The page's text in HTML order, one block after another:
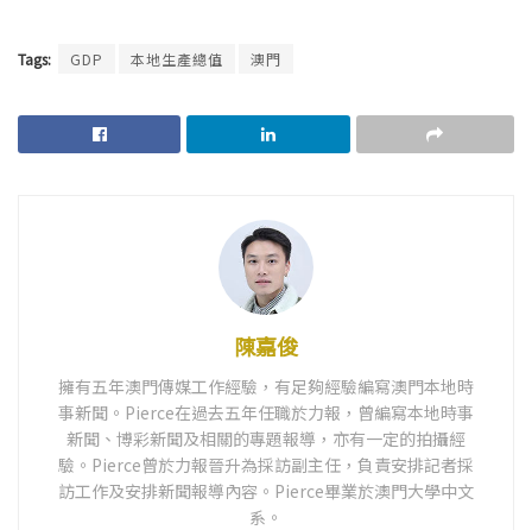
Tags: GDP 本地生產總值 澳門
陳嘉俊
擁有五年澳門傳媒工作經驗，有足夠經驗編寫澳門本地時
事新聞。Pierce在過去五年任職於力報，曾編寫本地時事
新聞、博彩新聞及相關的專題報導，亦有一定的拍攝經
驗。Pierce曾於力報晉升為採訪副主任，負責安排記者採
訪工作及安排新聞報導內容。Pierce畢業於澳門大學中文
系。